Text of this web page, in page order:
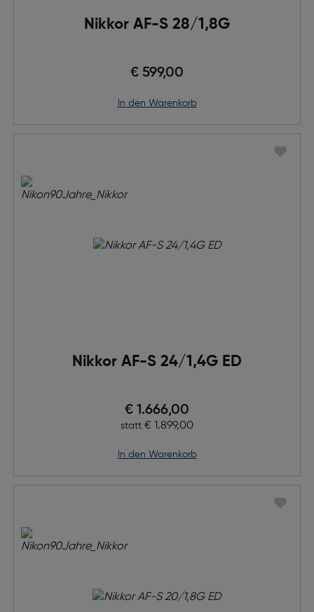
Nikkor AF-S 28/1,8G
€ 599,00
in den Warenkorb
Nikkor AF-S 24/1,4G ED
Preis nach Rabatts
€ 1.666,00
statt Ursprünglicher Preis
€ 1.899,00
in den Warenkorb